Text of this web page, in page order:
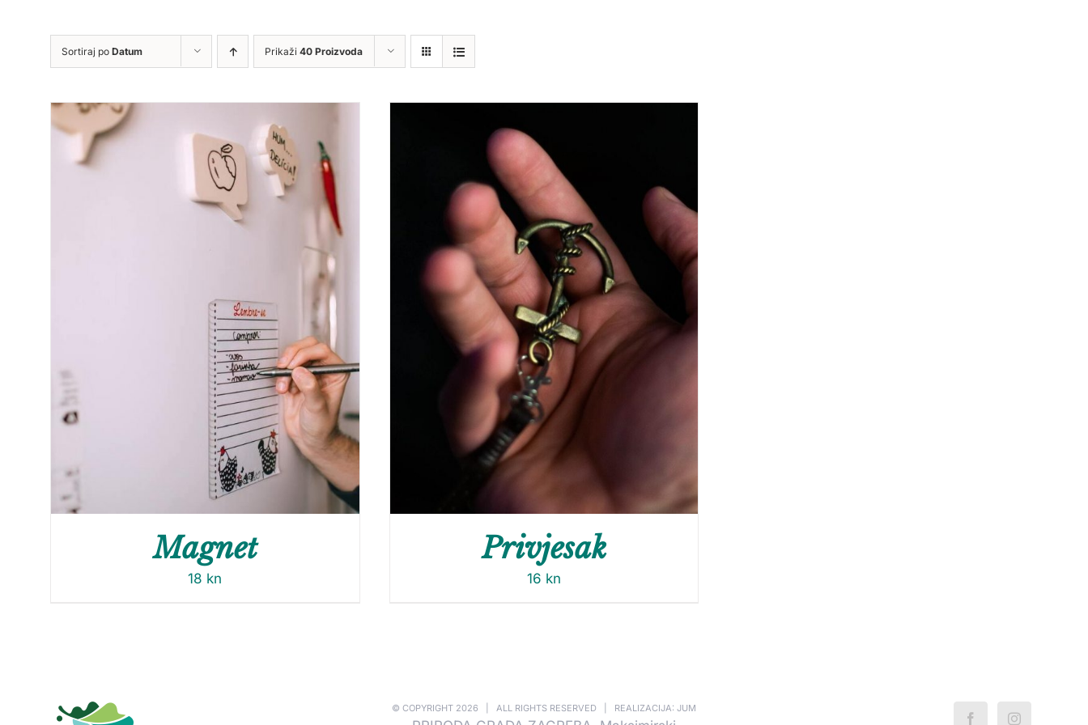
Sortiraj po Datum Prikaži 40 Proizvoda
Magnet
18 kn
Privjesak
16 kn
© COPYRIGHT 2026 | ALL RIGHTS RESERVED | REALIZACIJA: JUM